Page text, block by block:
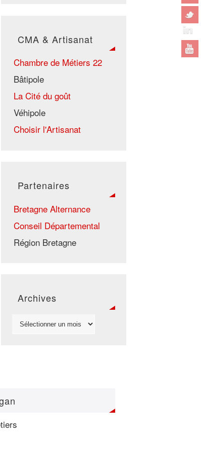
CMA & Artisanat
Chambre de Métiers 22
Bâtipole
La Cité du goût
Véhipole
Choisir l'Artisanat
Partenaires
Bretagne Alternance
Conseil Départemental
Région Bretagne
Archives